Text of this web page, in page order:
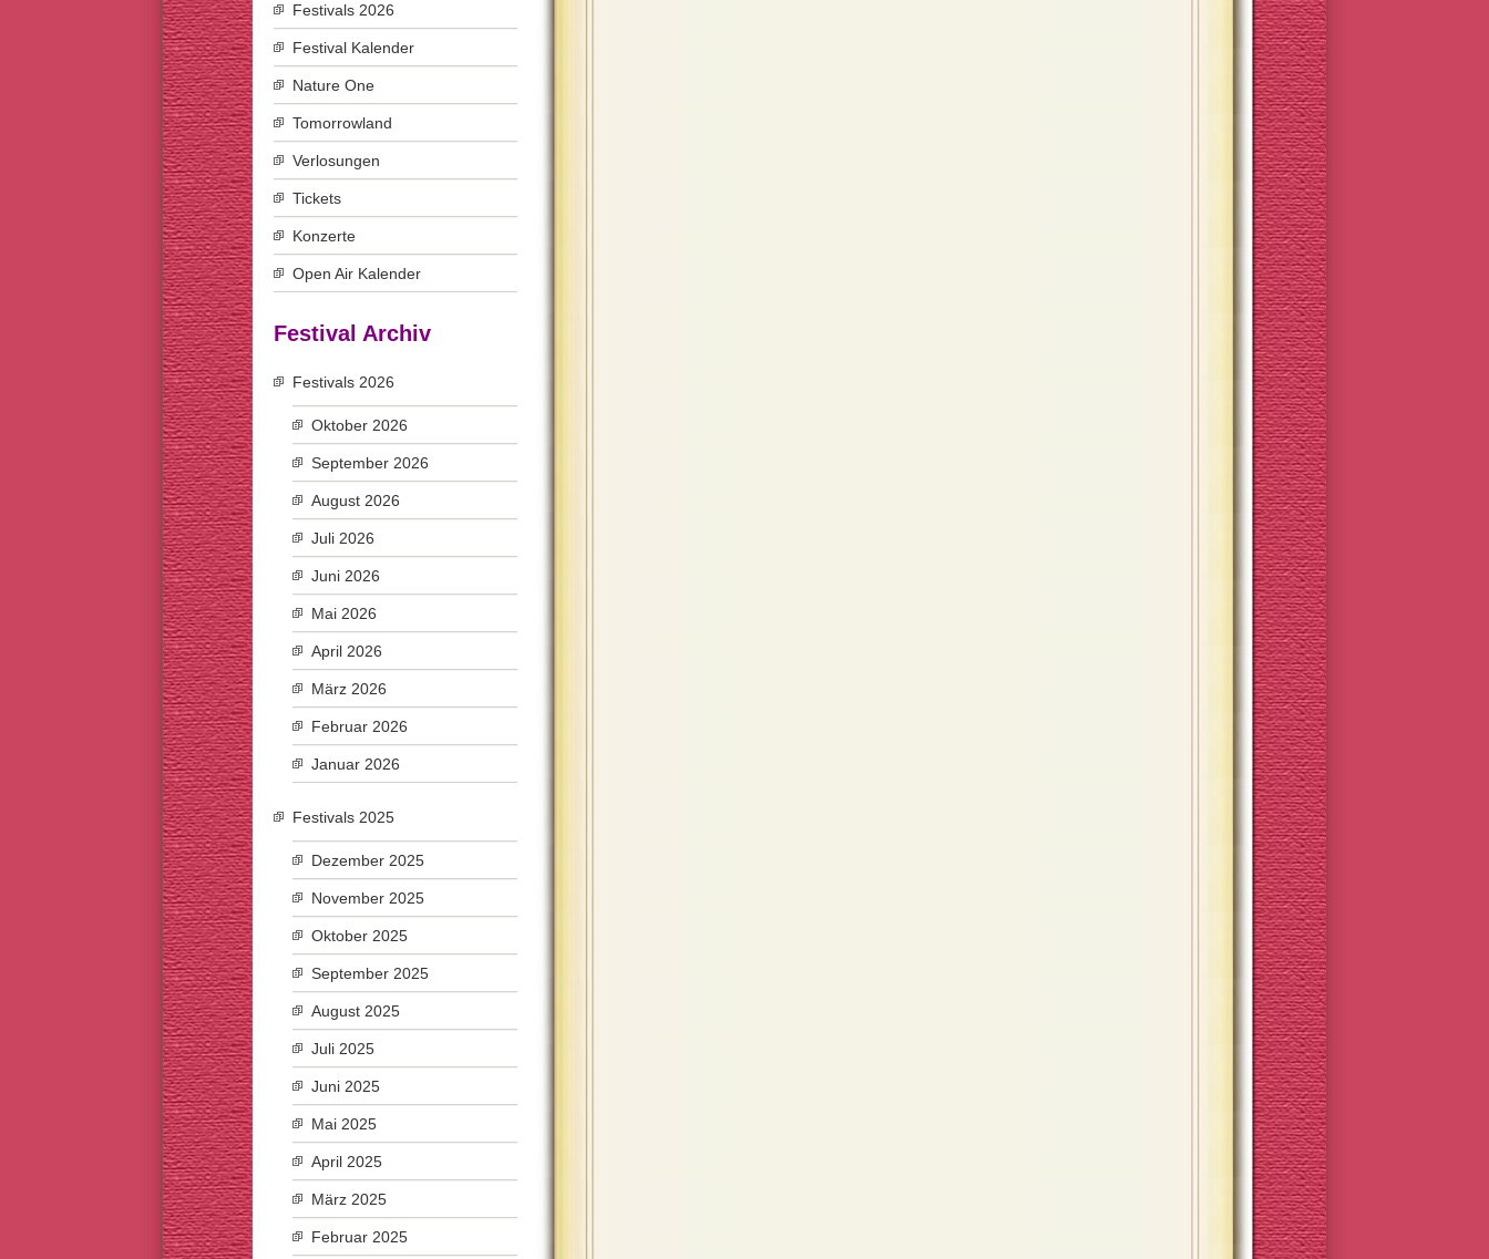
Festivals 2026
Festival Kalender
Nature One
Tomorrowland
Verlosungen
Tickets
Konzerte
Open Air Kalender
Festival Archiv
Festivals 2026
Oktober 2026
September 2026
August 2026
Juli 2026
Juni 2026
Mai 2026
April 2026
März 2026
Februar 2026
Januar 2026
Festivals 2025
Dezember 2025
November 2025
Oktober 2025
September 2025
August 2025
Juli 2025
Juni 2025
Mai 2025
April 2025
März 2025
Februar 2025